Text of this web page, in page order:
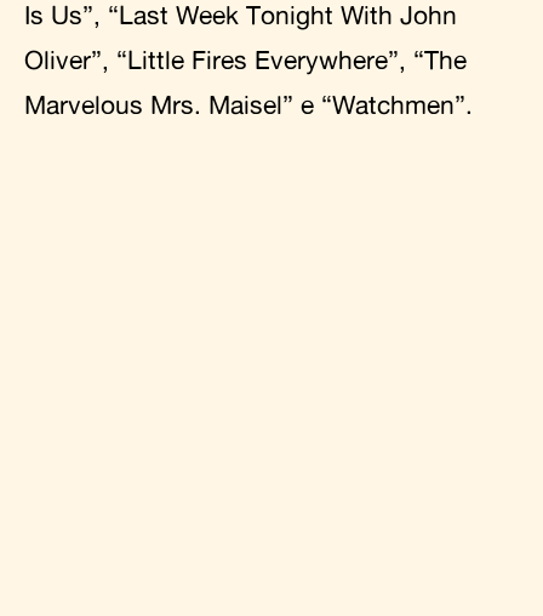
Is Us”, “Last Week Tonight With John
Oliver”, “Little Fires Everywhere”, “The
Marvelous Mrs. Maisel” e “Watchmen”.